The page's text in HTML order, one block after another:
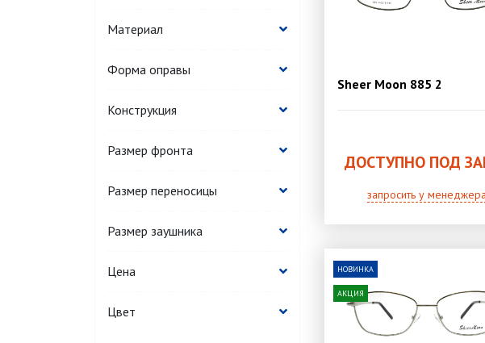
Материал
Форма оправы
Конструкция
Размер фронта
Размер переносицы
Размер заушника
Цена
Цвет
Sheer Moon 885 2
ДОСТУПНО ПОД
запросить у менеджера
НОВИНКА
АКЦИЯ